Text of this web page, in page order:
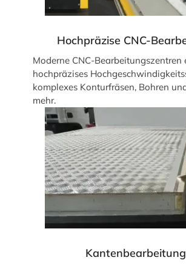
Hochpräzise CNC-
Moderne CNC-Bearbeitungszentren
hochpräzises
komplexes Konturfräsen, Bohren
mehr.
Kantenbearbeitung